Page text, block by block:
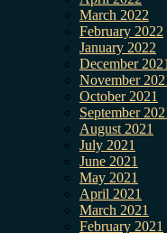
March 2022
February 2022
January 2022
December 2021
November
October 2021
September
August 2021
July 2021
June 2021
May 2021
April 2021
March 2021
February 2021